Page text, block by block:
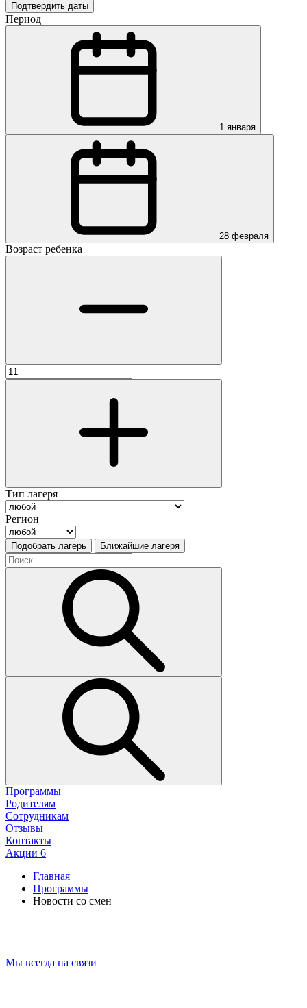
Подтвердить даты
Период
1 января
28 февраля
Возраст ребенка
Тип лагеря
Регион
Подобрать лагерь Ближайшие лагеря
Программы
Родителям
Сотрудникам
Отзывы
Контакты
Акции 6
Главная
Программы
Новости со смен
Мы всегда на связи